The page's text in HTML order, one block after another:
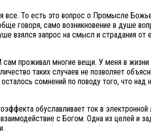
все. То есть это вопрос о Промысле
говоря, само возникновение в душе
взялся запрос на смысл и страдания от
проживал многие вещи. У меня в
таких случаев не позволяет
сомнений по поводу того, что над
обуславливает ток в
с Богом. Одна из целей и